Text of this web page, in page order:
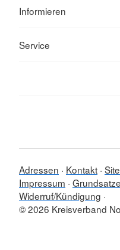
Informieren
Service
Adressen Kontakt
Impressum
Widerruf/Kündigung
© 2026 Kreisverband